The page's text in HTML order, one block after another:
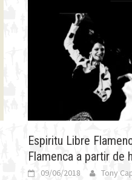
Espiritu Libre
Flamenca a partir de
09/06/2018 Tony